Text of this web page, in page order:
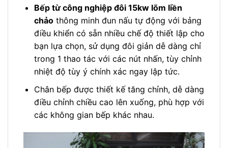
Bếp từ công nghiệp đôi 15kw lõm liền
chảothông minh đun nấu tự động với bảng
điều khiển có sẵn nhiều chế độ thiết lập cho
bạn lựa chọn, sử dụng đôi giản dễ dàng chỉ
trong 1 thao tác với các nút nhấn, tùy chỉnh
nhiệt độ tùy ý chính xác ngay lập tức.
Chân bếp được thiết kế tăng chỉnh, dễ dàng
điều chỉnh chiều cao lên xuống, phù hợp với
các không gian bếp khác nhau.